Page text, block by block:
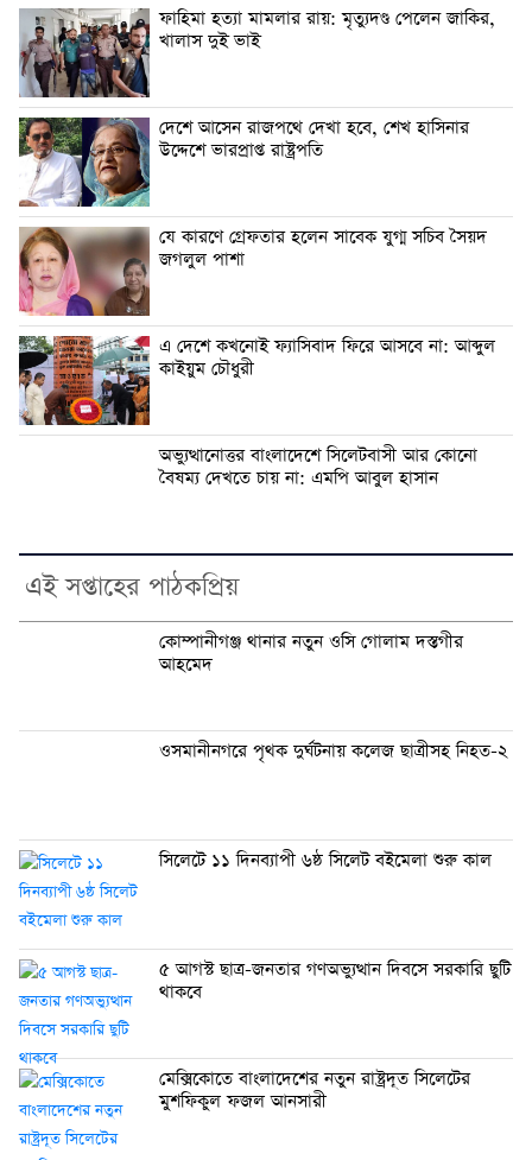
ফাহিমা হত্যা মামলার রায়: মৃত্যুদণ্ড পেলেন জাকির,
খালাস দুই ভাই
দেশে আসেন রাজপথে দেখা হবে, শেখ হাসিনার
উদ্দেশে ভারপ্রাপ্ত রাষ্ট্রপতি
যে কারণে গ্রেফতার হলেন সাবেক যুগ্ম সচিব সৈয়দ
জগলুল পাশা
এ দেশে কখনোই ফ্যাসিবাদ ফিরে আসবে না: আব্দুল
কাইয়ুম চৌধুরী
অভ্যুত্থানোত্তর বাংলাদেশে সিলেটবাসী আর কোনো
বৈষম্য দেখতে চায় না: এমপি আবুল হাসান
এই সপ্তাহের পাঠকপ্রিয়
কোম্পানীগঞ্জ থানার নতুন ওসি গোলাম দস্তগীর
আহমেদ
ওসমানীনগরে পৃথক দুর্ঘটনায় কলেজ ছাত্রীসহ নিহত-২
সিলেটে ১১ দিনব্যাপী ৬ষ্ঠ সিলেট বইমেলা শুরু কাল
৫ আগস্ট ছাত্র-জনতার গণঅভ্যুত্থান দিবসে সরকারি ছুটি
থাকবে
মেক্সিকোতে বাংলাদেশের নতুন রাষ্ট্রদূত সিলেটের
মুশফিকুল ফজল আনসারী